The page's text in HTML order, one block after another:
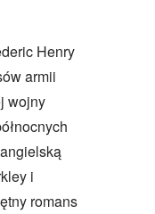
Henry
armii
wojny
i
romans